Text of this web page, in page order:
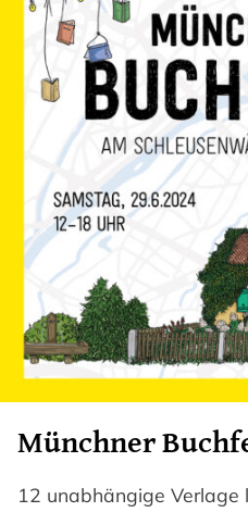
Münchner
12 unabhängige Verlage